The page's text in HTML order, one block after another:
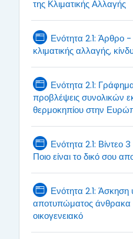
της Κλιματικής Αλλαγής
Ενότητα 2.1: Άρθρο -
κλιματικής αλλαγής,
Ενότητα 2.1:
προβλέψεις συνολικών
θερμοκηπίου στην
Ενότητα 2.1: Βίντεο
Ποιο είναι το δικό σου
Ενότητα 2.1: Άσκηση
αποτυπώματος άνθρακα
οικογενειακόPage